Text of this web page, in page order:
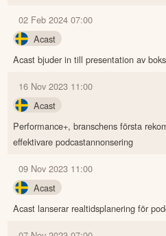
02 Feb 2024 07:00
Acast
Acast bjuder in till presentation av
16 Nov 2023 11:00
Acast
Performance+, branschens första
effektivare podcastannonsering
09 Nov 2023 11:00
Acast
Acast lanserar realtidsplanering för